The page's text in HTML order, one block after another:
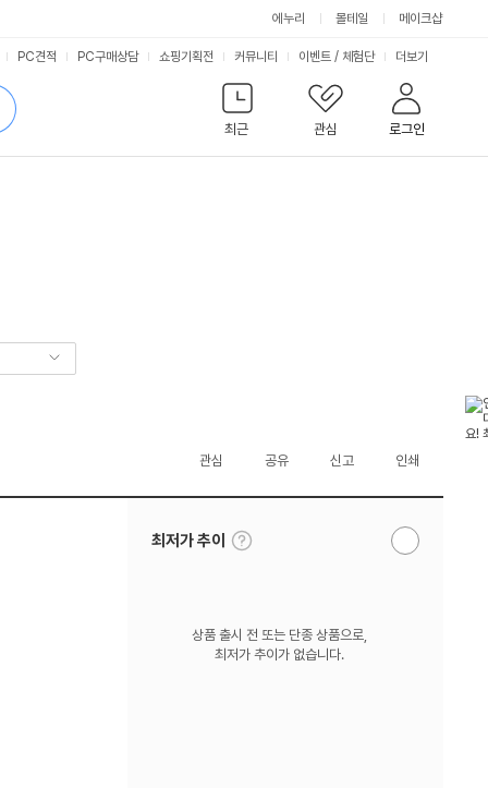
에누리 몰테일 메이크샵
최근
관심 로그인
PC견적 PC구매상담 쇼핑기획전 커뮤니티 이벤트 / 체험단 서
비
스
더보기
관심 공유 신고 인쇄
최저가 추이
툴
팁
알
상품 출시 전 또는 단종 상품으로,
최저가 추이가 없습니다.